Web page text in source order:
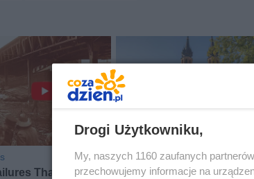
Drogi Użytkowniku,
My, naszych 1160 zaufanych
przechowujemy informacje na